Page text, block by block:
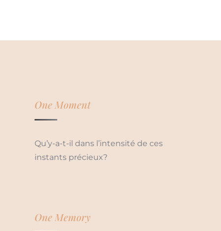
One Moment
Qu’y-a-t-il dans l’intensité de ces
instants précieux?
One Memory